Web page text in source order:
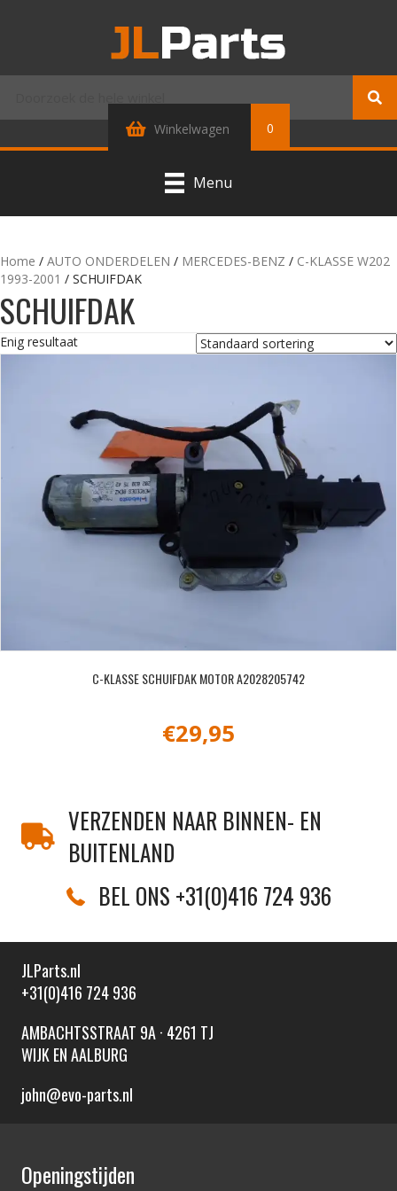
Winkelwagen 0
Menu
Home / AUTO ONDERDELEN / MERCEDES-BENZ / C-KLASSE W202
1993-2001 / SCHUIFDAK
SCHUIFDAK
Enig resultaat
C-KLASSE SCHUIFDAK MOTOR A2028205742
€29,95
VERZENDEN NAAR BINNEN- EN
BUITENLAND
BEL ONS +31(0)416 724 936
JLParts.nl
+31(0)416 724 936
AMBACHTSSTRAAT 9A · 4261 TJ
WIJK EN AALBURG
john@evo-parts.nl
Openingstijden